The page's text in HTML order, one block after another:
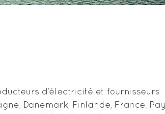
d’électricité et fournisseurs
Danemark, Finlande, France,